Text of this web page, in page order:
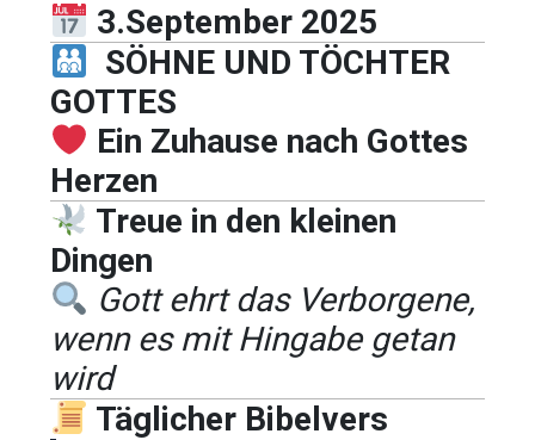
3.September 2025
SÖHNE UND TÖCHTER
GOTTES
Ein Zuhause nach Gottes
Herzen
Treue in den kleinen
Dingen
Gott ehrt das Verborgene,
wenn es mit Hingabe getan
wird
Täglicher Bibelvers